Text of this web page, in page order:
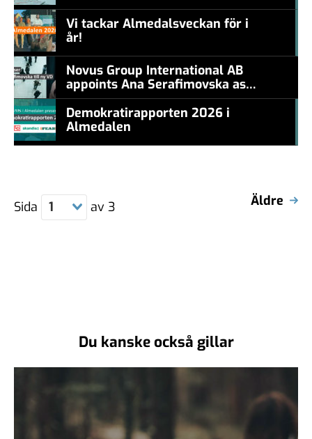
Vi tackar Almedalsveckan för i
år!
Novus Group International AB
appoints Ana Serafimovska as
new CEO
Demokratirapporten 2026 i
Almedalen
Sida 1 av 3 Äldre
Du kanske också gillar